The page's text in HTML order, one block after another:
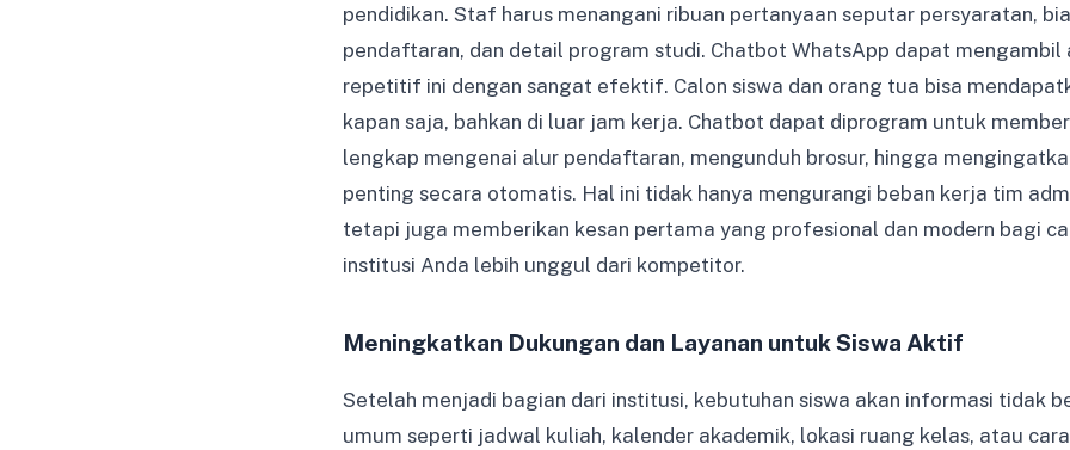
pendidikan. Staf harus menangani ribuan pertanyaan seputar persyaratan,
pendaftaran, dan detail program studi. Chatbot WhatsApp dapat
repetitif ini dengan sangat efektif. Calon siswa dan orang tua bisa
kapan saja, bahkan di luar jam kerja. Chatbot dapat diprogram untuk
lengkap mengenai alur pendaftaran, mengunduh brosur, hingga
penting secara otomatis. Hal ini tidak hanya mengurangi beban kerja tim
tetapi juga memberikan kesan pertama yang profesional dan modern bagi
institusi Anda lebih unggul dari kompetitor.
Meningkatkan Dukungan dan Layanan untuk Siswa Aktif
Setelah menjadi bagian dari institusi, kebutuhan siswa akan informasi tidak
umum seperti jadwal kuliah, kalender akademik, lokasi ruang kelas, atau